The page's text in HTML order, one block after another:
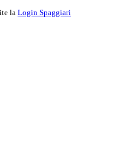
la Login Spaggiari